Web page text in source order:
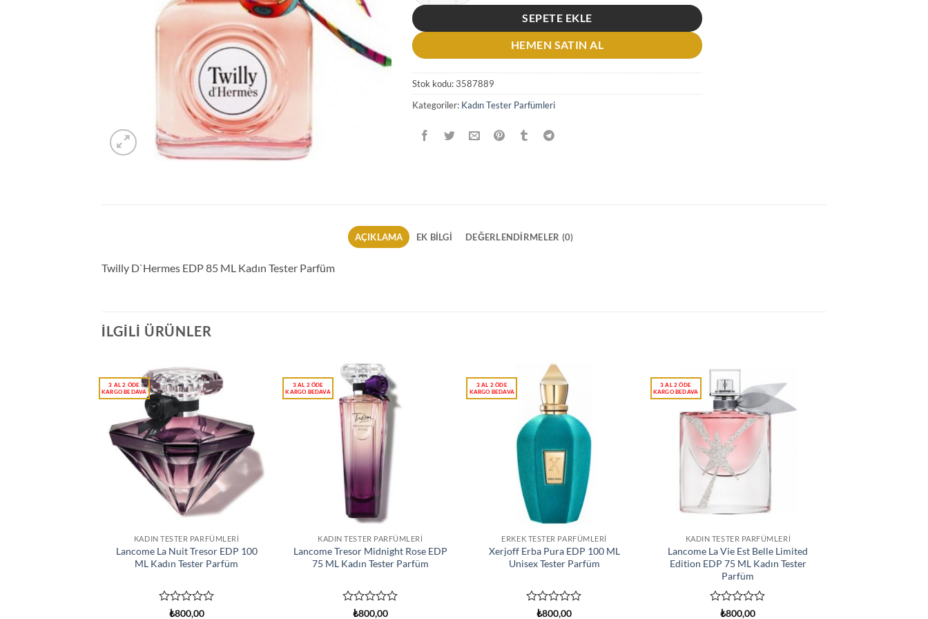
SEPETE EKLE
HEMEN SATIN AL
Stok kodu:3587889
Kategoriler: Kadın Tester Parfümleri
AÇIKLAMA EK BILGI DEĞERLENDIRMELER (0)
Twilly D`Hermes EDP 85 ML Kadın Tester Parfüm
İLGILI ÜRÜNLER
KADIN TESTER PARFÜMLERI
Lancome La Nuit Tresor EDP 100
ML Kadın Tester Parfüm
₺800,00
KADIN TESTER PARFÜMLERI
Lancome Tresor Midnight Rose EDP
75 ML Kadın Tester Parfüm
₺800,00
ERKEK TESTER PARFÜMLERI
Xerjoff Erba Pura EDP 100 ML
Unisex Tester Parfüm
₺800,00
KADIN TESTER PARFÜMLERI
Lancome La Vie Est Belle Limited
Edition EDP 75 ML Kadın Tester
Parfüm
₺800,00